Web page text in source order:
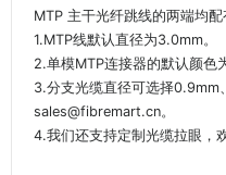
MTP 主干光纤跳线的两端均配
1.MTP线默认直径为3.0mm。
2.单模MTP连接器的默认颜色
3.分支光缆直径可选择0.9mm
sales@fibremart.cn。
4.我们还支持定制光缆拉眼，